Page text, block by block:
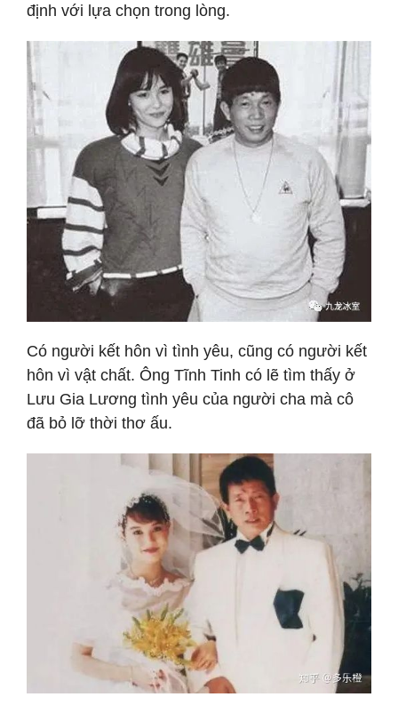
định với lựa chọn trong lòng.
Có người kết hôn vì tình yêu, cũng có người kết
hôn vì vật chất. Ông Tĩnh Tinh có lẽ tìm thấy ở
Lưu Gia Lương tình yêu của người cha mà cô
đã bỏ lỡ thời thơ ấu.